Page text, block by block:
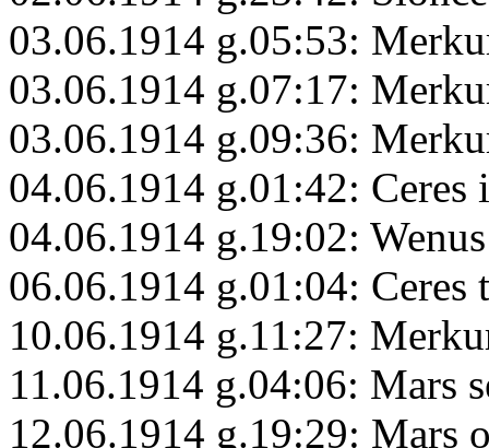
03.06.1914 g.05:53:
03.06.1914 g.07:17:
03.06.1914 g.09:36:
04.06.1914 g.01:42: Ceres
04.06.1914 g.19:02:
06.06.1914 g.01:04: Ceres
10.06.1914 g.11:27:
11.06.1914 g.04:06: Mars
12.06.1914 g.19:29: Mars